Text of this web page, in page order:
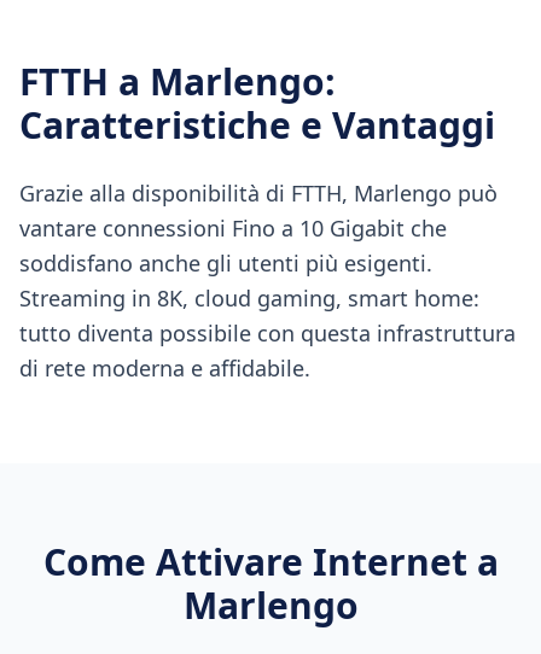
FTTH a Marlengo:
Caratteristiche e Vantaggi
Grazie alla disponibilità di FTTH, Marlengo può
vantare connessioni Fino a 10 Gigabit che
soddisfano anche gli utenti più esigenti.
Streaming in 8K, cloud gaming, smart home:
tutto diventa possibile con questa infrastruttura
di rete moderna e affidabile.
Come Attivare Internet a
Marlengo